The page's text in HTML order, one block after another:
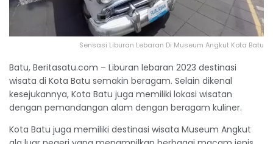
Sensasi Liburan Lebaran Di Museum Angkut Kota Batu
Batu, Beritasatu.com – Liburan lebaran 2023 destinasi
wisata di Kota Batu semakin beragam. Selain dikenal
kesejukannya, Kota Batu juga memiliki lokasi wisatan
dengan pemandangan alam dengan beragam kuliner.
Kota Batu juga memiliki destinasi wisata Museum Angkut